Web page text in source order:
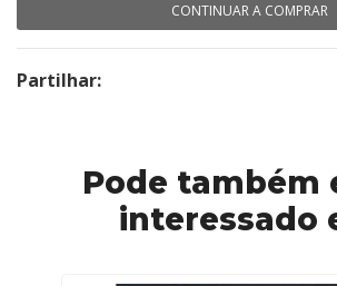
CONTINUAR A COMPRAR
Partilhar:
Pode também
interessado